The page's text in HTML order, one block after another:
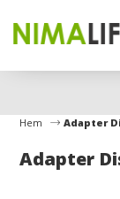
Hem Adapter
Adapter